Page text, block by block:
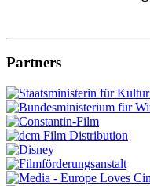
Partners